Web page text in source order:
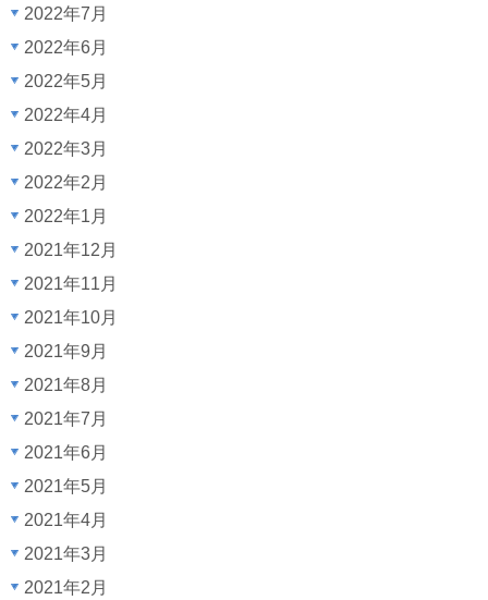
2022年7月
2022年6月
2022年5月
2022年4月
2022年3月
2022年2月
2022年1月
2021年12月
2021年11月
2021年10月
2021年9月
2021年8月
2021年7月
2021年6月
2021年5月
2021年4月
2021年3月
2021年2月